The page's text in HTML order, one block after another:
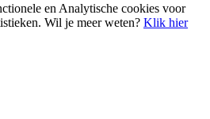
en Analytische cookies voor
Wil je meer weten? Klik hier